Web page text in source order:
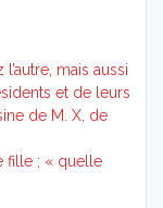
mais aussi
et de leurs
de M. X, de
fille ; « quelle